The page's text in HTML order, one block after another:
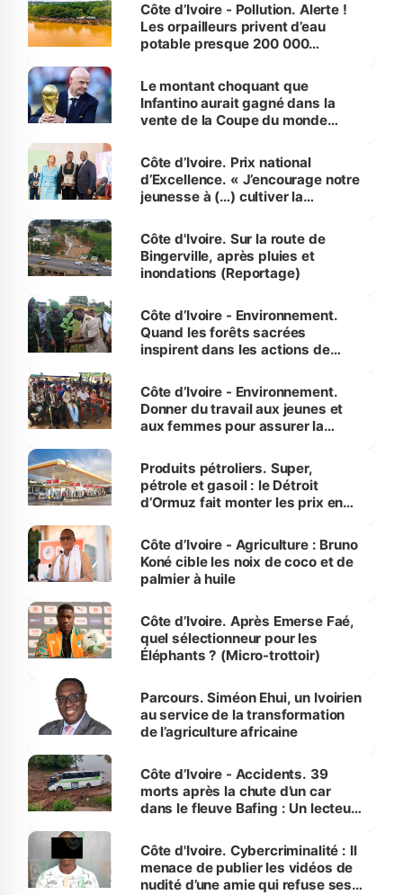
Côte d’Ivoire - Pollution. Alerte !
Les orpailleurs privent d’eau
potable presque 200 000
Le montant choquant que
Infantino aurait gagné dans la
vente de la Coupe du monde
Côte d’Ivoire. Prix national
d’Excellence. « J’encourage notre
jeunesse à (…) cultiver la
(Alassane Ouattara
Côte d'Ivoire. Sur la route de
Bingerville, après pluies et
inondations (Reportage)
Côte d’Ivoire - Environnement.
Quand les forêts sacrées
inspirent dans les actions de
Côte d’Ivoire - Environnement.
Donner du travail aux jeunes et
aux femmes pour assurer la
menacées
Produits pétroliers. Super,
pétrole et gasoil : le Détroit
d’Ormuz fait monter les prix en
Côte d’Ivoire - Agriculture : Bruno
Koné cible les noix de coco et de
palmier à huile
Côte d’Ivoire. Après Emerse Faé,
quel sélectionneur pour les
Éléphants ? (Micro-trottoir)
Parcours. Siméon Ehui, un Ivoirien
au service de la transformation
de l’agriculture africaine
Côte d’Ivoire - Accidents. 39
morts après la chute d’un car
dans le fleuve Bafing : Un lecteur
des Transports
Côte d'Ivoire. Cybercriminalité : Il
menace de publier les vidéos de
nudité d’une amie qui refuse ses